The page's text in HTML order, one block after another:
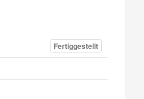
Fertiggestellt